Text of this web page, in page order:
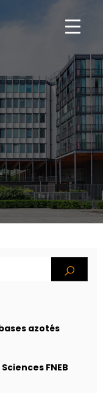
azotés
FNEB